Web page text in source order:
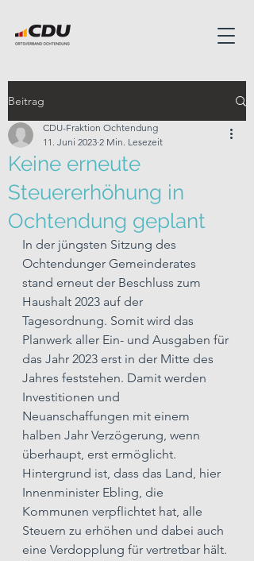
Beitrag
Keine erneute
Steuererhöhung in
Ochtendung geplant
CDU-Fraktion Ochtendung
11. Juni 2023 2 Min. Lesezeit
In der jüngsten Sitzung des
Ochtendunger Gemeinderates
stand erneut der Beschluss zum
Haushalt 2023 auf der
Tagesordnung. Somit wird das
Planwerk aller Ein- und Ausgaben für
das Jahr 2023 erst in der Mitte des
Jahres feststehen. Damit werden
Investitionen und
Neuanschaffungen mit einem
halben Jahr Verzögerung, wenn
überhaupt, erst ermöglicht.
Hintergrund ist, dass das Land, hier
Innenminister Ebling, die
Kommunen verpflichtet hat, alle
Steuern zu erhöhen und dabei auch
eine Verdopplung für vertretbar hält.